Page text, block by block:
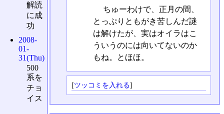
ちゅーわけで、正月の間、
とっぷりともがき苦しんだ謎
は解けたが、実はオイラはこ
ういうのには向いてないのか
もね。とほほ。
[ツッコミを入れる]
解読
に成
功
2008-
01-
31(Thu)
500
系を
チョ
イス